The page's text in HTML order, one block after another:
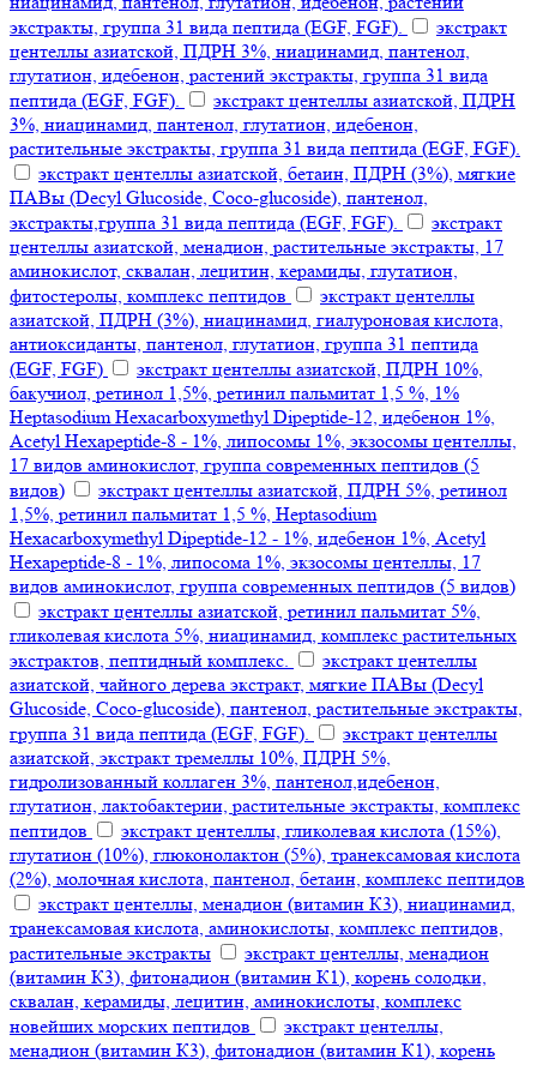
экстракты, группа 31 вида пептида (EGF, FGF).
экстракт
центеллы азиатской, ПДРН 3%, ниацинамид, пантенол,
глутатион, идебенон, растений экстракты, группа 31 вида
пептида (EGF, FGF).
экстракт центеллы азиатской, ПДРН
3%, ниацинамид, пантенол, глутатион, идебенон,
растительные экстракты, группа 31 вида пептида (EGF, FGF).
экстракт центеллы азиатской, бетаин, ПДРН (3%), мягкие
ПАВы (Decyl Glucoside, Coco-glucoside), пантенол,
экстракты,группа 31 вида пептида (EGF, FGF).
экстракт
центеллы азиатской, менадион, растительные экстракты, 17
аминокислот, сквалан, лецитин, керамиды, глутатион,
фитостеролы, комплекс пептидов
экстракт центеллы
азиатской, ПДРН (3%), ниацинамид, гиалуроновая кислота,
антиоксиданты, пантенол, глутатион, группа 31 пептида
(EGF, FGF)
экстракт центеллы азиатской, ПДРН 10%,
бакучиол, ретинол 1,5%, ретинил пальмитат 1,5 %, 1%
Heptasodium Hexacarboxymethyl Dipeptide-12, идебенон 1%,
Acetyl Hexapeptide-8 - 1%, липосомы 1%, экзосомы центеллы,
17 видов аминокислот, группа современных пептидов (5
видов)
экстракт центеллы азиатской, ПДРН 5%, ретинол
1,5%, ретинил пальмитат 1,5 %, Heptasodium
Hexacarboxymethyl Dipeptide-12 - 1%, идебенон 1%, Acetyl
Hexapeptide-8 - 1%, липосома 1%, экзосомы центеллы, 17
видов аминокислот, группа современных пептидов (5 видов)
экстракт центеллы азиатской, ретинил пальмитат 5%,
гликолевая кислота 5%, ниацинамид, комплекс растительных
экстрактов, пептидный комплекс.
экстракт центеллы
азиатской, чайного дерева экстракт, мягкие ПАВы (Decyl
Glucoside, Coco-glucoside), пантенол, растительные экстракты,
группа 31 вида пептида (EGF, FGF).
экстракт центеллы
азиатской, экстракт тремеллы 10%, ПДРН 5%,
гидролизованный коллаген 3%, пантенол,идебенон,
глутатион, лактобактерии, растительные экстракты, комплекс
пептидов
экстракт центеллы, гликолевая кислота (15%),
глутатион (10%), глюконолактон (5%), транексамовая кислота
(2%), молочная кислота, пантенол, бетаин, комплекс пептидов
экстракт центеллы, менадион (витамин К3), ниацинамид,
транексамовая кислота, аминокислоты, комплекс пептидов,
растительные экстракты
экстракт центеллы, менадион
(витамин К3), фитонадион (витамин К1), корень солодки,
сквалан, керамиды, лецитин, аминокислоты, комплекс
новейших морских пептидов
экстракт центеллы,
менадион (витамин К3), фитонадион (витамин К1), корень